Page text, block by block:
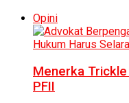
Opini
Menerka
PFII